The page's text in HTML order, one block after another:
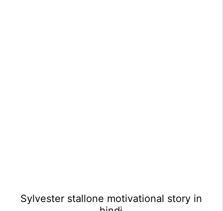
Sylvester stallone motivational story in